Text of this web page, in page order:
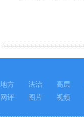
地方 法治 高层
网评 图片 视频